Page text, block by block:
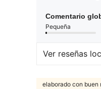
Comentario
Pequeña
Ver reseñas
elaborado con buen